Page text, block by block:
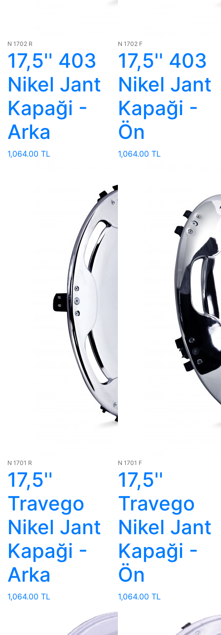
N 1702 R
17,5'' 403
Nikel Jant
Kapaği -
Arka
1,064.00 TL
N 1702 F
17,5'' 403
Nikel Jant
Kapaği -
Ön
1,064.00 TL
N 1701 R
17,5''
Travego
Nikel Jant
Kapaği -
Arka
1,064.00 TL
N 1701 F
17,5''
Travego
Nikel Jant
Kapaği -
Ön
1,064.00 TL